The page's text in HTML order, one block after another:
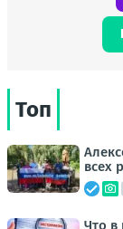
Топ
всех
Что в